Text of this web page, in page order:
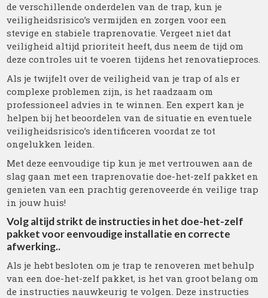
de verschillende onderdelen van de trap, kun je
veiligheidsrisico’s vermijden en zorgen voor een
stevige en stabiele traprenovatie. Vergeet niet dat
veiligheid altijd prioriteit heeft, dus neem de tijd om
deze controles uit te voeren tijdens het renovatieproces.
Als je twijfelt over de veiligheid van je trap of als er
complexe problemen zijn, is het raadzaam om
professioneel advies in te winnen. Een expert kan je
helpen bij het beoordelen van de situatie en eventuele
veiligheidsrisico’s identificeren voordat ze tot
ongelukken leiden.
Met deze eenvoudige tip kun je met vertrouwen aan de
slag gaan met een traprenovatie doe-het-zelf pakket en
genieten van een prachtig gerenoveerde én veilige trap
in jouw huis!
Volg altijd strikt de instructies in het doe-het-zelf
pakket voor eenvoudige installatie en correcte
afwerking..
Als je hebt besloten om je trap te renoveren met behulp
van een doe-het-zelf pakket, is het van groot belang om
de instructies nauwkeurig te volgen. Deze instructies